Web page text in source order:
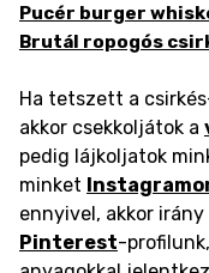
Pucér burger
Brutál ropogós
Ha tetszett a
akkor csekkoljátok a
pedig lájkoljatok
minket
ennyivel, akkor
Pinterest-